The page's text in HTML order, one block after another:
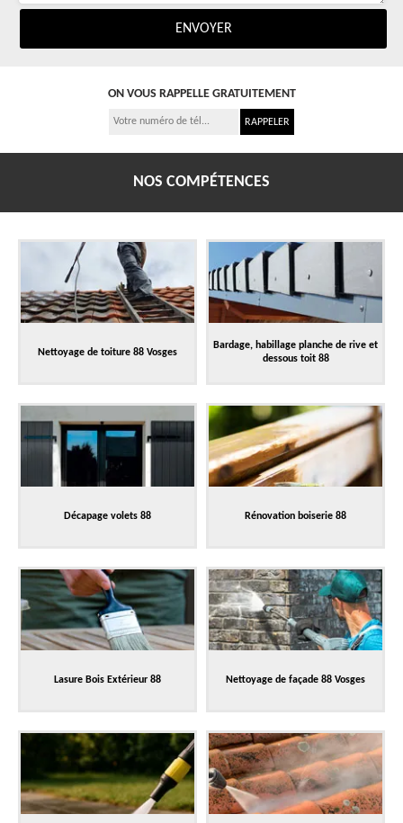
ON VOUS RAPPELLE GRATUITEMENT
NOS COMPÉTENCES
Nettoyage de toiture 88 Vosges
Bardage, habillage planche de rive et
dessous toit 88
Décapage volets 88 Rénovation boiserie 88
Lasure Bois Extérieur 88 Nettoyage de façade 88 Vosges